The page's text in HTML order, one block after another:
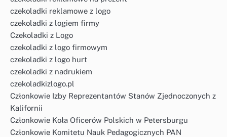
czekoladki reklamowe z logo
czekoladki z logiem firmy
Czekoladki z Logo
czekoladki z logo firmowym
czekoladki z logo hurt
czekoladki z nadrukiem
czekoladkizlogo.pl
Członkowie Izby Reprezentantów Stanów Zjednoczonych z
Kalifornii
Członkowie Koła Oficerów Polskich w Petersburgu
Członkowie Komitetu Nauk Pedagogicznych PAN